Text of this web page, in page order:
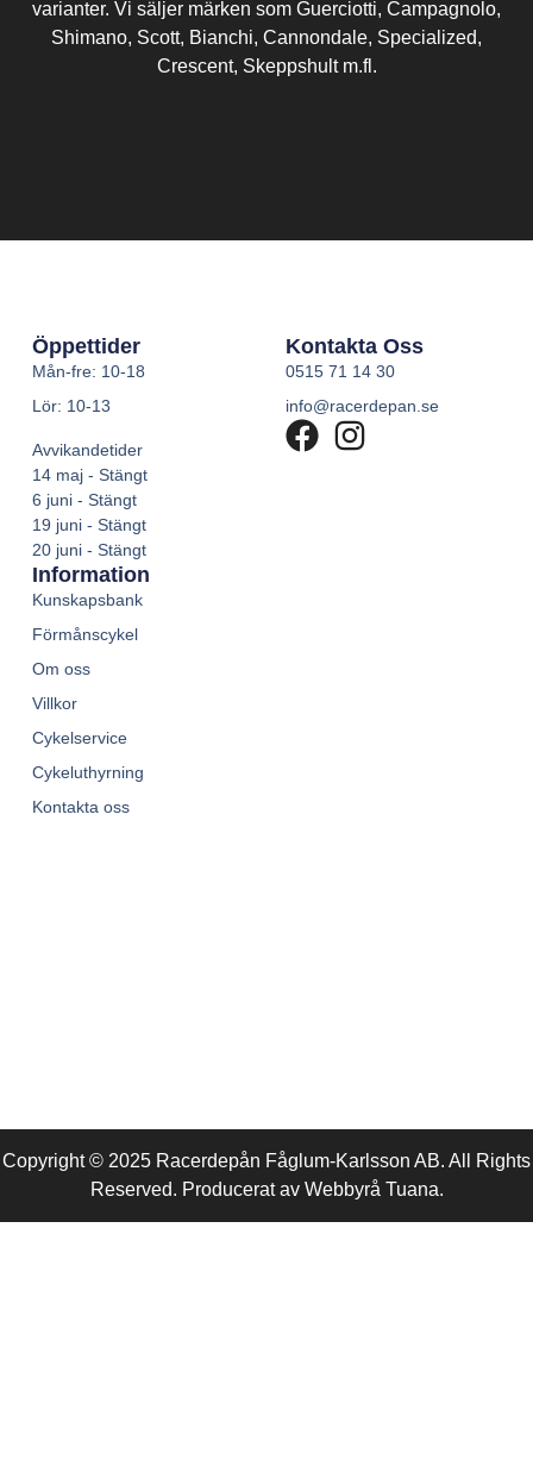
varianter. Vi säljer märken som Guerciotti, Campagnolo,
Shimano, Scott, Bianchi, Cannondale, Specialized,
Crescent, Skeppshult m.fl.
Öppettider
Mån-fre: 10-18
Lör: 10-13
Avvikandetider
14 maj - Stängt
6 juni - Stängt
19 juni - Stängt
20 juni - Stängt
Kontakta Oss
0515 71 14 30
info@racerdepan.se
Information
Kunskapsbank
Förmånscykel
Om oss
Villkor
Cykelservice
Cykeluthyrning
Kontakta oss
Copyright © 2025 Racerdepån Fåglum-Karlsson AB. All Rights
Reserved. Producerat av Webbyrå Tuana.​